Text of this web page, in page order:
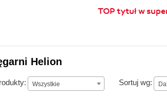
TOP tytuł w
Helion
Wszystkie Sortuj wg: